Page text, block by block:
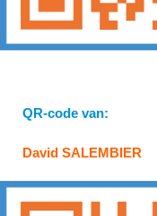
QR-code van:
David SALEMBIER